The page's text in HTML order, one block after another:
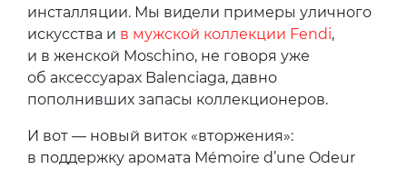
инсталляции. Мы видели примеры уличного
искусства и в мужской коллекции Fendi,
и в женской Moschino, не говоря уже
об аксессуарах Balenciaga, давно
пополнивших запасы коллекционеров.
И вот — новый виток «вторжения»:
в поддержку аромата Mémoire d’une Odeur